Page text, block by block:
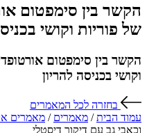
הקשר בין סימפטום
של פוריות וקושי
הקשר בין סימפטום
וקושי בכניסה להריון
בחזרה לכל המאמרים
עמוד הבית/ מאמרים / מאמרים
וכאבי גב עם דיקור דיסטלי